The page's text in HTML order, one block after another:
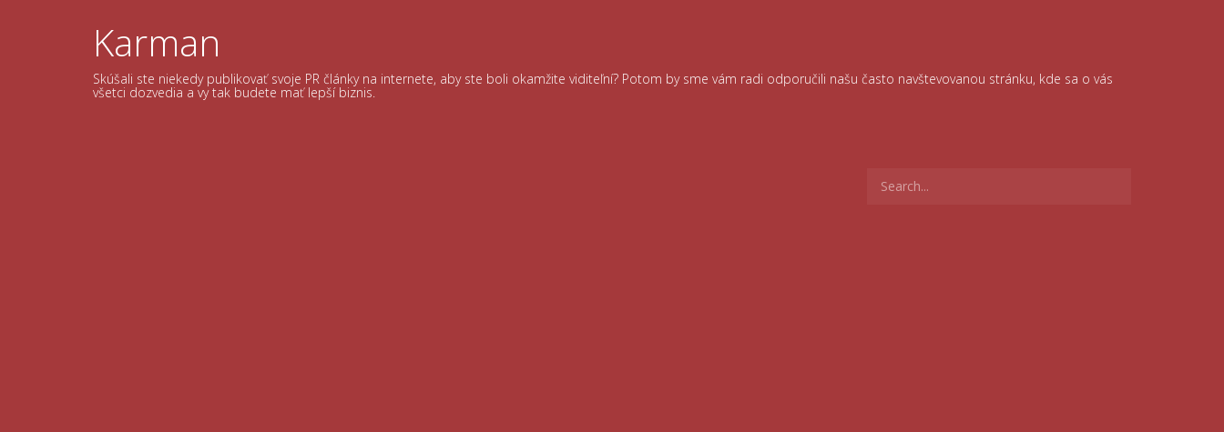
Karman
Skúšali ste niekedy publikovať svoje PR články na internete, aby ste boli okamžite viditeľní? Potom by sme vám radi odporučili našu často navštevovanou stránku, kde sa o vás
všetci dozvedia a vy tak budete mať lepší biznis.
for: